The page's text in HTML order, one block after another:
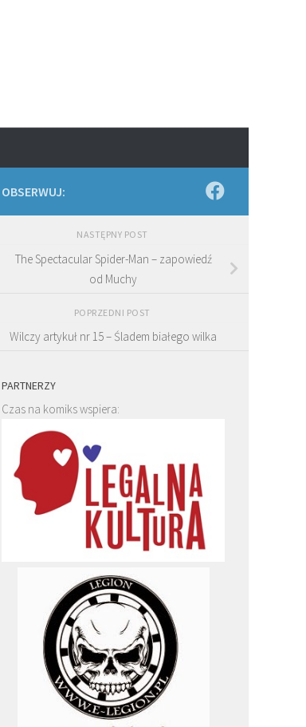
OBSERWUJ:
NASTĘPNY POST
The Spectacular Spider-Man – zapowiedź
od Muchy
POPRZEDNI POST
Wilczy artykuł nr 15 – Śladem białego wilka
PARTNERZY
Czas na komiks wspiera: